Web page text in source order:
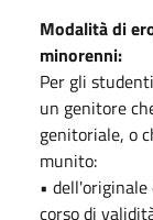
Modalità di
minorenni:
Per gli
un genitore
genitoriale, o
munito:
•
corso di